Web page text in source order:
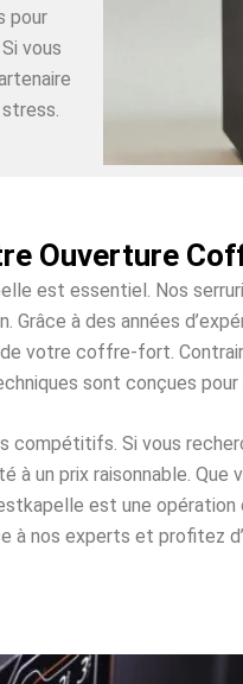
pour
vous
Ouverture
est essentiel. Nos
à des années
votre coffre-fort.
sont conçues
Si vous
un prix raisonnable.
est une
à nos experts et profitez